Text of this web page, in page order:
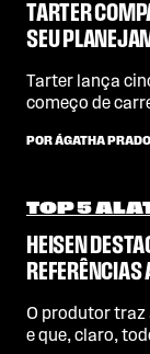
TARTER
SEU
Tarter lança
começo de
POR ÁGATHA PRADO
TOP 5
HEISEN
O produtor traz
e que, claro,